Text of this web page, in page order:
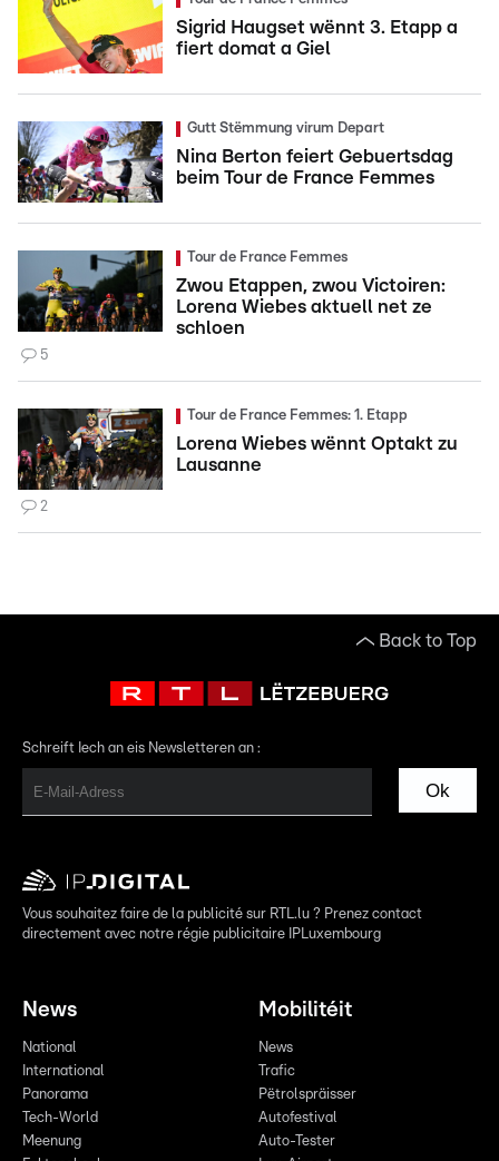
Sigrid Haugset wënnt 3. Etapp a
fiert domat a Giel
Gutt Stëmmung virum Depart
Nina Berton feiert Gebuertsdag
beim Tour de France Femmes
Tour de France Femmes
Zwou Etappen, zwou Victoiren:
Lorena Wiebes aktuell net ze
schloen
5
Tour de France Femmes: 1. Etapp
Lorena Wiebes wënnt Optakt zu
Lausanne
2
Back to Top
Schreift Iech an eis Newsletteren an :
Ok
Vous souhaitez faire de la publicité sur RTL.lu ? Prenez contact
directement avec notre régie publicitaire IPLuxembourg
News
National
International
Panorama
Tech-World
Meenung
Mobilitéit
News
Trafic
Pëtrolspräisser
Autofestival
Auto-Tester